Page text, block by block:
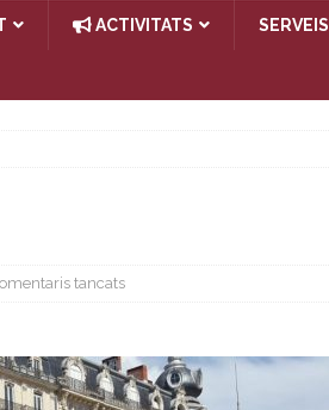
ACTIVITATS SERVEIS
tancats